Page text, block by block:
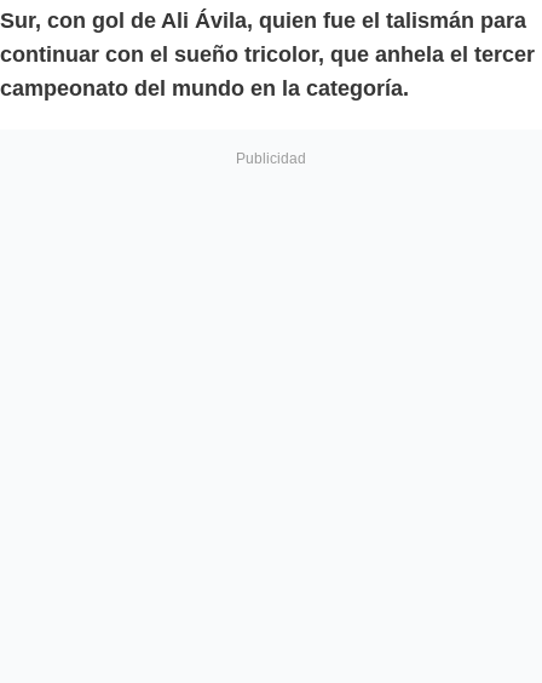
Sur, con gol de Ali Ávila, quien fue el talismán para
continuar con el sueño tricolor, que anhela el tercer
campeonato del mundo en la categoría.